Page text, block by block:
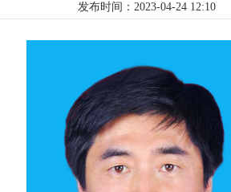
发布时间：2023-04-24 12:10